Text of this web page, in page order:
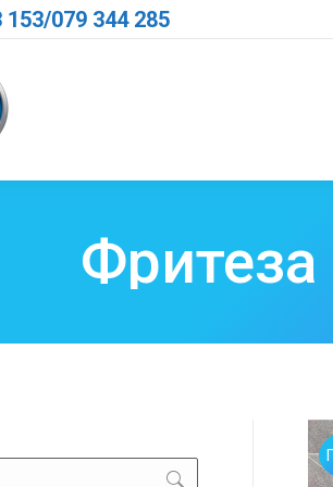
153/079 344 285
Фритеза